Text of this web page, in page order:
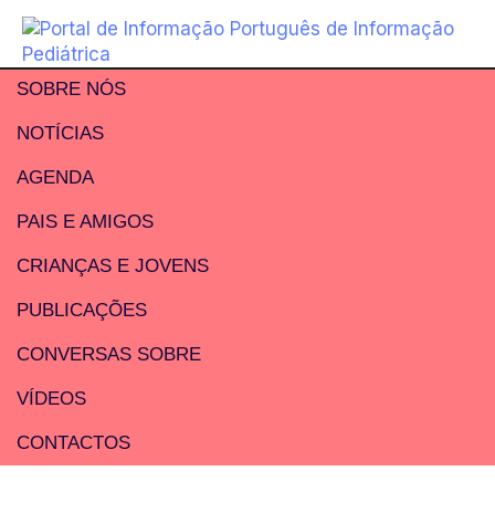
SOBRE NÓS
NOTÍCIAS
AGENDA
PAIS E AMIGOS
CRIANÇAS E JOVENS
PUBLICAÇÕES
CONVERSAS SOBRE
VÍDEOS
CONTACTOS